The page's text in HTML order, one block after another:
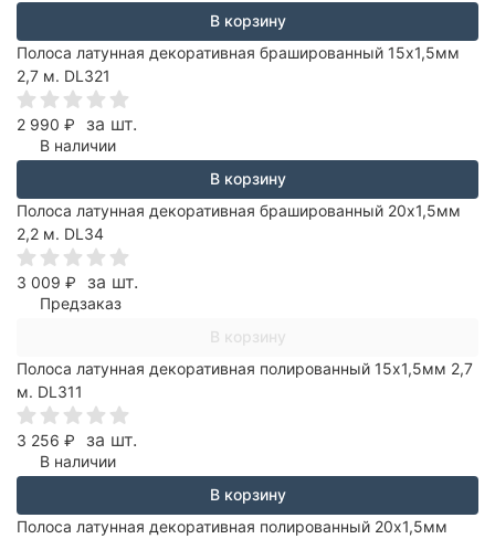
В корзину
Полоса латунная декоративная брашированный 15х1,5мм
2,7 м. DL321
2 990 ₽ за шт.
В наличии
В корзину
Полоса латунная декоративная брашированный 20х1,5мм
2,2 м. DL34
3 009 ₽ за шт.
Предзаказ
В корзину
Полоса латунная декоративная полированный 15х1,5мм 2,7
м. DL311
3 256 ₽ за шт.
В наличии
В корзину
Полоса латунная декоративная полированный 20х1,5мм